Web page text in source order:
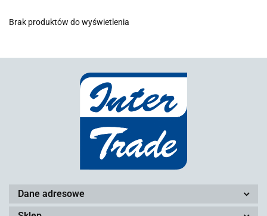
Brak produktów do wyświetlenia
Dane adresowe